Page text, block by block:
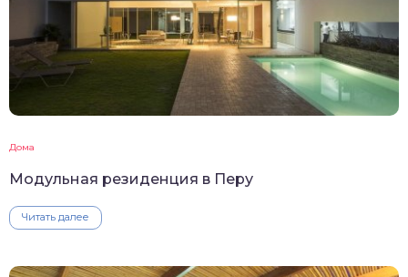
Дома
Модульная резиденция в Перу
Читать далее